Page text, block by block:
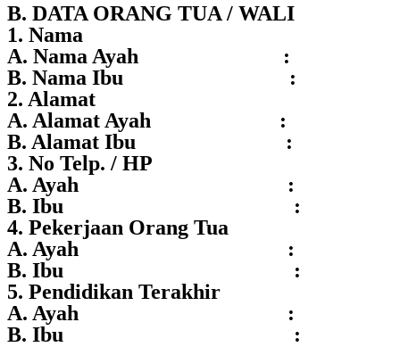
B. DATA ORANG TUA / WALI
1. Nama
A. Nama Ayah :
B. Nama Ibu :
2. Alamat
A. Alamat Ayah :
B. Alamat Ibu :
3. No Telp. / HP
A. Ayah :
B. Ibu :
4. Pekerjaan Orang Tua
A. Ayah :
B. Ibu :
5. Pendidikan Terakhir
A. Ayah :
B. Ibu :